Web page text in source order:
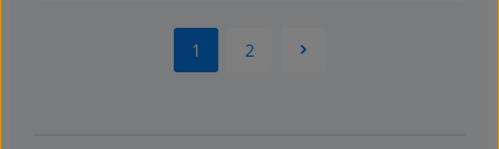
Seite
1 Seite
2